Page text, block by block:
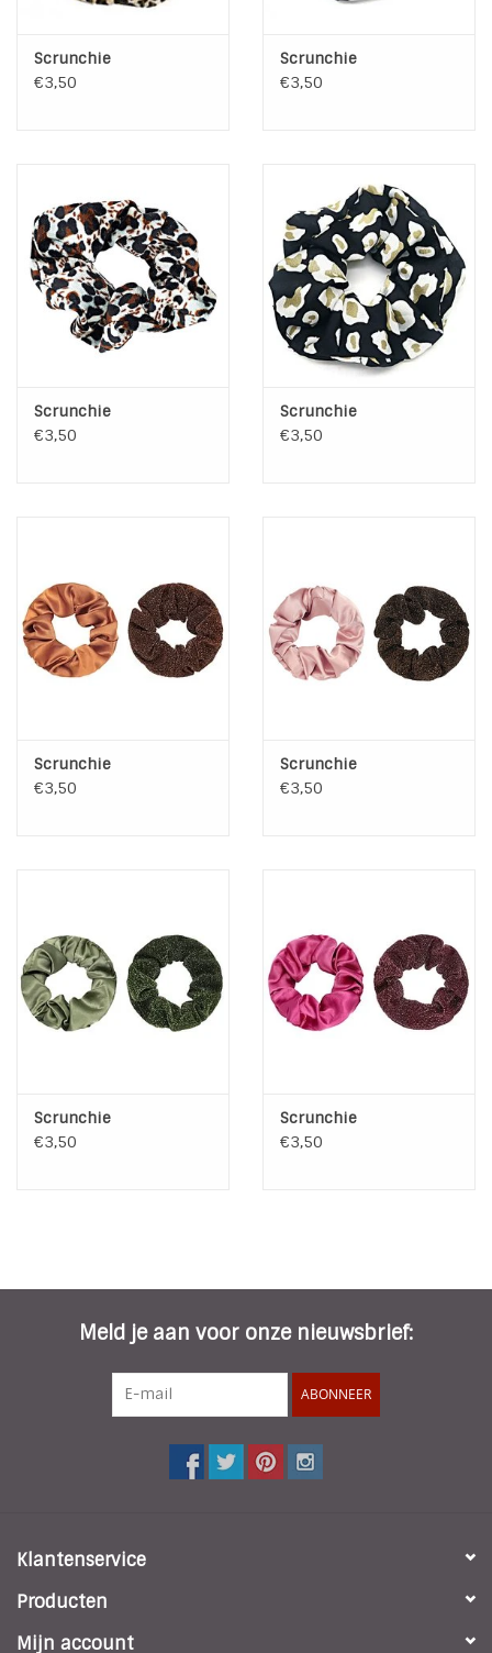
Scrunchie
€3,50
Scrunchie
€3,50
Scrunchie
€3,50
Scrunchie
€3,50
Scrunchie
€3,50
Scrunchie
€3,50
Scrunchie
€3,50
Scrunchie
€3,50
Meld je aan voor onze nieuwsbrief:
ABONNEER
Klantenservice
Producten
Mijn account